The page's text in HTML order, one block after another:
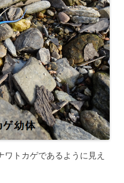
トカゲであるように見え